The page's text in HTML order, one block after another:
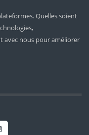
Quelles soient
avec nous pour améliorer